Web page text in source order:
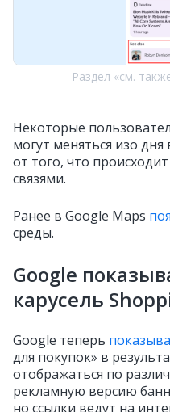
Раздел «см.
Некоторые
могут меняться изо
от того, что
связями.
Ранее в Google Maps
среды.
Google
карусель
Google теперь
для покупок» в
отображаться по
рекламную версию
но ссылки ведут на